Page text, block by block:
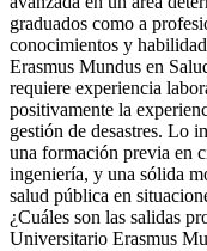
graduados como a
conocimientos y
Erasmus Mundus en
requiere experiencia
positivamente la
gestión de desastres. Lo
una formación previa en
ingeniería, y una sólida
salud pública en
¿Cuáles son las salidas
Universitario Erasmus